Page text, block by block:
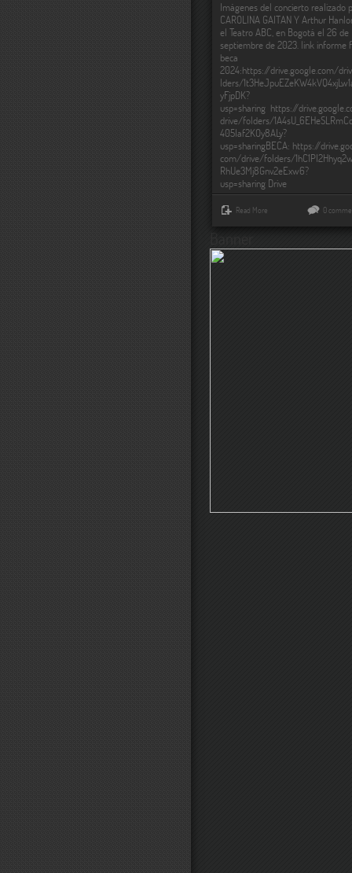
Imágenes del concierto realizado
CAROLINA GAITAN Y Arthur
el Teatro ABC, en Bogotá el 26 de
septiembre de 2023. link informe
beca
2024:https://drive.google.com/
lders/
yFjpDK?
usp=sharing https://
drive/folders/
405Iaf2KOy8ALy?
usp=sharingBECA: https://
com/drive/folders/
RhUe3Mj8Gnv2eExw6?
usp=sharing Drive
Read More 0
Banner